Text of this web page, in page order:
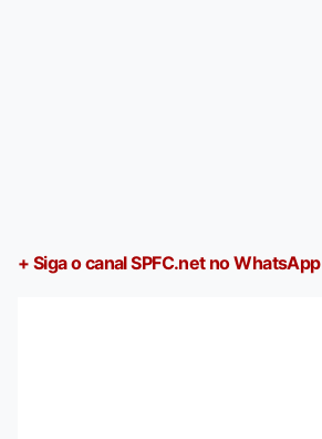
+ Siga o canal SPFC.net no WhatsApp